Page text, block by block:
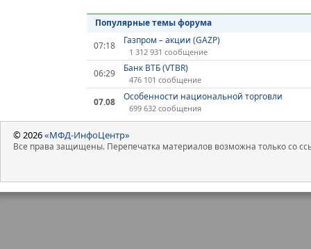
Популярные темы форума
07:18
Газпром – акции (GAZP)
1 312 931 сообщение
06:29 Банк ВТБ (VTBR)
476 101 сообщение
07.08 Особенности национальной торговли
699 632 сообщения
© 2026«МФД-ИнфоЦентр»
Все права защищены. Перепечатка материалов возможна только со